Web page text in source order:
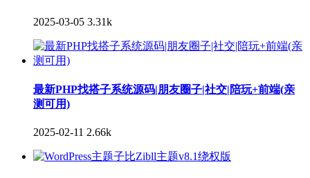
2025-03-05 3.31k
最新PHP找搭子系统源码|朋友圈子|社交|陪玩+前端(亲
测可用)
2025-02-11 2.66k